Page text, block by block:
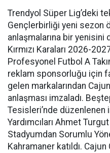
Trendyol Süper Lig’deki
Gençlerbirliği yeni sezon
anlaşmalarına bir yenisini
Kırmızı Karaları 2026-
Profesyonel Futbol A
reklam sponsorluğu için
gelen markalarından
anlaşması imzaladı.
Tesisleri’nde düzenlenen
Yardımcıları Ahmet
Stadyumdan Sorumlu
Kahramaner katıldı.